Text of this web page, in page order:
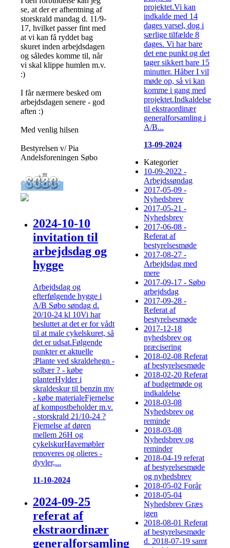
se, at der er afhentning af
storskrald mandag d. 11/9-
17, hvilket passer fint med
at vi kan få ryddet bag
skuret inden arbejdsdagen
og således komme til, når
vi skal klippe humlen m.v.
:)
I får nærmere besked om
arbejdsdagen senere - god
aften :)
Med venlig hilsen
Bestyrelsen v/ Pia
Andelsforeningen Søbo
2024-10-10
invitation til
arbejdsdag og
hygge
Arbejdsdag og
efterfølgende hygge i
A/B Søbo søndag d.
20/10-24 kl 10Vi har
besluttet at det er for vådt
til at male cykelskuret, så
det er udsat.Følgende
punkter er aktuelle
:Plante ved skraldehegn -
solbær ? - købe
planterHylder i
skraldeskur til benzin mv
- købe materialeFjernelse
af kompostbeholder m.v.
- storskrald 21/10-24 ?
Fjernelse af døren
mellem 26H og
cykelskurHavemøbler
renoveres og olieres -
dyvler,...
11-10-2024
2024-09-25
referat af
ekstraordinær
generalforsamling
projektet.Vi kan
indkalde med 14
dages varsel, dog i
særlige tilfælde 8
dages. Vi har bare
det ene punkt og det
tager sikkert bare 15
minutter. Håber I vil
møde op, så vi kan
komme i gang med
projektet.Indkaldelse
til ekstraordinær
generalforsamling i
A/B...
13-09-2024
Kategorier
10-09-2022 -
Arbejdssøndag
2017-05-09 -
Nyhedsbrev
2017-05-21 -
Nyhedsbrev
2017-06-08 -
Referat af
bestyrelsesmøde
2017-08-27 -
Arbejdsdag med
mere
2017-09-17 - Søbo
arbejdsdag
2017-09-28 -
Referat af
bestyrelsesmøde
2017-12-18
nyhedsbrev og
præcisering
2018-02-08 Referat
af bestyrelsesmøde
2018-02-20 Referat
af budgetmøde og
indkaldelse
2018-03-08
Nyhedsbrev og
reminde
2018-03-08
Nyhedsbrev og
reminder
2018-04-19 referat
af bestyrelsesmøde
og nyhedsbrev
2018-05-02 Forår
2018-05-04
Nyhedsbrev Græs
igen
2018-08-01 Referat
af bestyrelsesmøde
d. 2018-07-19 samt